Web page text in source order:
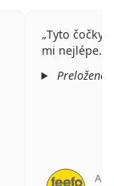
Tyto čočky
mi nejlépe.
Preložené